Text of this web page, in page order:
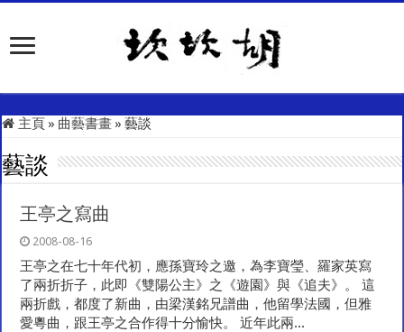
主頁 » 曲藝書畫 » 藝談
藝談
王亭之寫曲
2008-08-16
王亭之在七十年代初，應孫寶玲之邀，為李寶瑩、羅家英寫
了兩折折子，此即《雙陽公主》之《遊園》與《追夫》。 這
兩折戲，都度了新曲，由梁漢銘兄譜曲，他留學法國，但雅
愛粵曲，跟王亭之合作得十分愉快。 近年此兩...